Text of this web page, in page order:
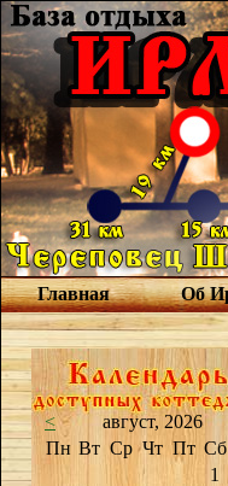
Главная Об
< август, 2026
Пн Вт Ср Чт Пт Сб
1